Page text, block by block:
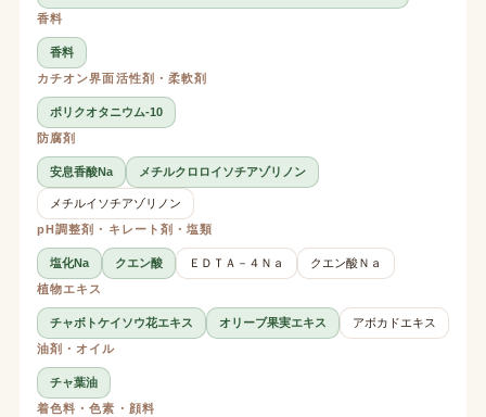
香料
香料
カチオン界面活性剤・柔軟剤
ポリクオタニウム-10
防腐剤
安息香酸Na メチルクロロイソチアゾリノン
メチルイソチアゾリノン
pH調整剤・キレート剤・塩類
塩化Na クエン酸 ＥＤＴＡ－４Ｎａ
クエン酸Ｎａ
植物エキス
チャボトケイソウ花エキス オリーブ果実エキス
アボカドエキス
油剤・オイル
チャ葉油
着色料・色素・顔料